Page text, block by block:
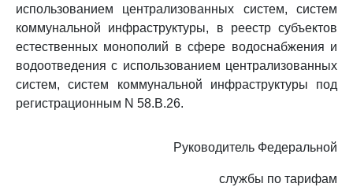
использованием централизованных систем, систем
коммунальной инфраструктуры, в реестр субъектов
естественных монополий в сфере водоснабжения и
водоотведения с использованием централизованных
систем, систем коммунальной инфраструктуры под
регистрационным N 58.В.26.
Руководитель Федеральной
службы по тарифам